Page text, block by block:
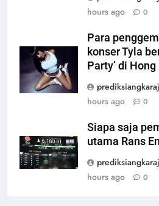
hours ago
0
Para
konser Tyla
Party’ di
hours ago
0
Siapa saja
utama Rans
hours ago
0